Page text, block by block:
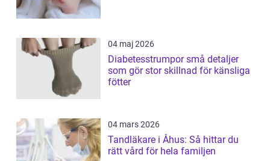
04 maj 2026
Diabetesstrumpor små detaljer
som gör stor skillnad för känsliga
fötter
04 mars 2026
Tandläkare i Åhus: Så hittar du
rätt vård för hela familjen